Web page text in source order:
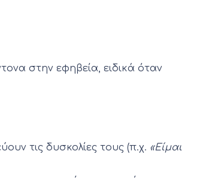
στην εφηβεία, ειδικά όταν
τις δυσκολίες τους (π.χ. «Είμαι